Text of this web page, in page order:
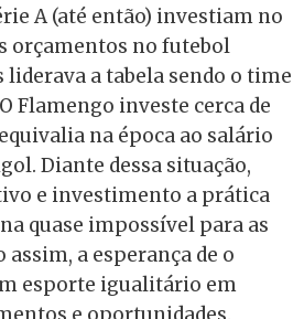
A (até então) investiam no
orçamentos no futebol
a tabela sendo o time
Flamengo investe cerca de
na época ao salário
Diante dessa situação,
e investimento a prática
quase impossível para as
assim, a esperança de o
esporte igualitário em